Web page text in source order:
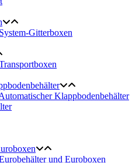
Gitterboxen
Klappbodenbehälter
und Euroboxen